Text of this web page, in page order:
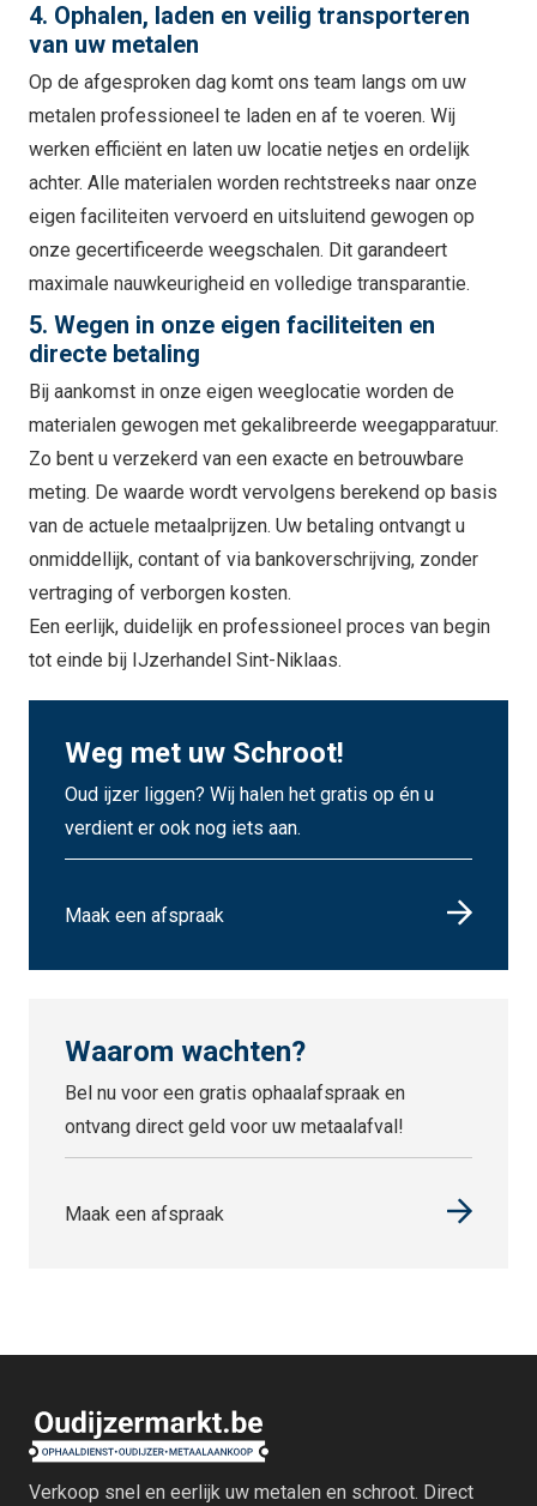
4. Ophalen, laden en veilig transporteren
van uw metalen
Op de afgesproken dag komt ons team langs om uw
metalen professioneel te laden en af te voeren. Wij
werken efficiënt en laten uw locatie netjes en ordelijk
achter. Alle materialen worden rechtstreeks naar onze
eigen faciliteiten vervoerd en uitsluitend gewogen op
onze gecertificeerde weegschalen. Dit garandeert
maximale nauwkeurigheid en volledige transparantie.
5. Wegen in onze eigen faciliteiten en
directe betaling
Bij aankomst in onze eigen weeglocatie worden de
materialen gewogen met gekalibreerde weegapparatuur.
Zo bent u verzekerd van een exacte en betrouwbare
meting. De waarde wordt vervolgens berekend op basis
van de actuele metaalprijzen. Uw betaling ontvangt u
onmiddellijk, contant of via bankoverschrijving, zonder
vertraging of verborgen kosten.
Een eerlijk, duidelijk en professioneel proces van begin
tot einde bij IJzerhandel Sint-Niklaas.
Weg met uw Schroot!
Oud ijzer liggen? Wij halen het gratis op én u
verdient er ook nog iets aan.
Maak een afspraak
Waarom wachten?
Bel nu voor een gratis ophaalafspraak en
ontvang direct geld voor uw metaalafval!
Maak een afspraak
Verkoop snel en eerlijk uw metalen en schroot. Direct